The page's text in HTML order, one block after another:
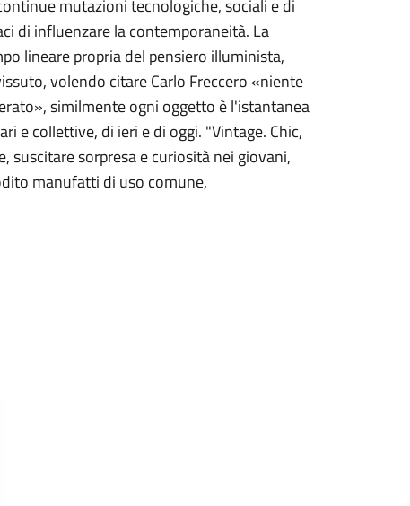
mutazioni tecnologiche, sociali e di
di influenzare la contemporaneità. La
lineare propria del pensiero illuminista,
volendo citare Carlo Freccero «niente
similmente ogni oggetto è l'istantanea
e collettive, di ieri e di oggi. "Vintage. Chic,
suscitare sorpresa e curiosità nei giovani,
manufatti di uso comune,